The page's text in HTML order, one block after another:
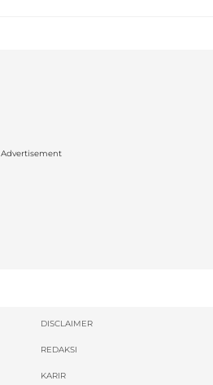
Advertisement
DISCLAIMER
REDAKSI
KARIR